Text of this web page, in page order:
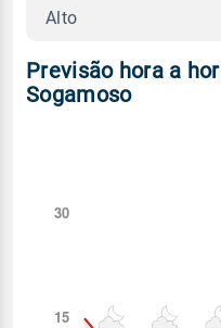
Alto
Previsão hora a
Sogamoso